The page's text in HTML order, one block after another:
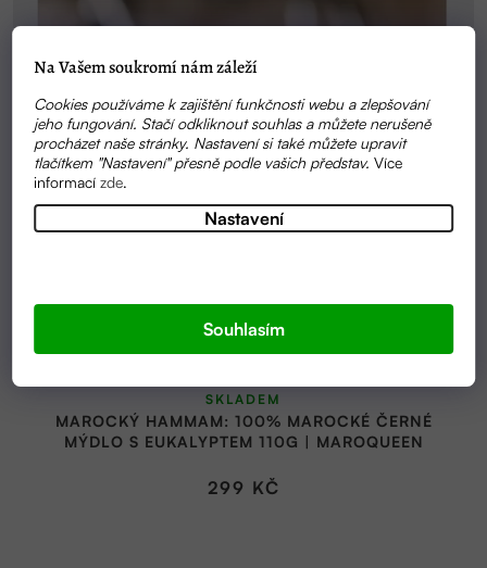
Na Vašem soukromí nám záleží
Cookies používáme k zajištění funkčnosti webu a zlepšování
jeho fungování. Stačí odkliknout souhlas a můžete nerušeně
procházet naše stránky. Nastavení si také můžete upravit
tlačítkem "Nastavení" přesně podle vašich představ.Více
informacízde.
Nastavení
Souhlasím
MAROCKÝ HAMMAM: 100% MAROCKÉ ČERNÉ
MÝDLO S EUKALYPTEM 110G | MAROQUEEN
hodnocení
produktu
je
SKLADEM
299 KČ